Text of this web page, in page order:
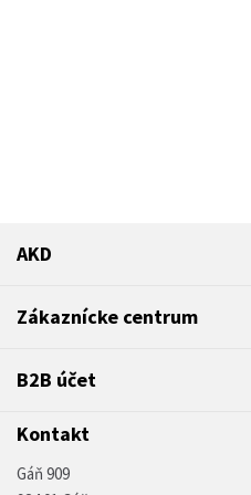
AKD
Zákaznícke centrum
B2B účet
Kontakt
Gáň 909